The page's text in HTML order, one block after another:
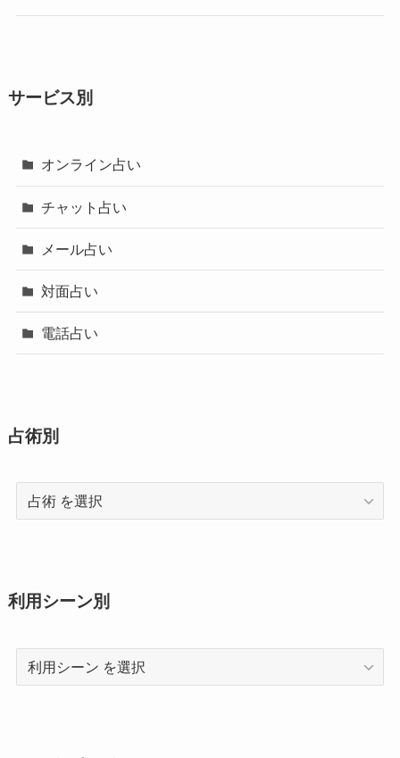
サービス別
オンライン占い
チャット占い
メール占い
対面占い
電話占い
占術別
術
利用シーン別
利
用